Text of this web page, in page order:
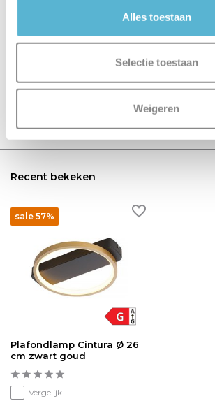
Alles toestaan
Selectie toestaan
Weigeren
Er zijn nog geen reviews geschreven over
Recent bekeken
sale 57%
Plafondlamp Cintura Ø 26
cm zwart goud
Vergelijk